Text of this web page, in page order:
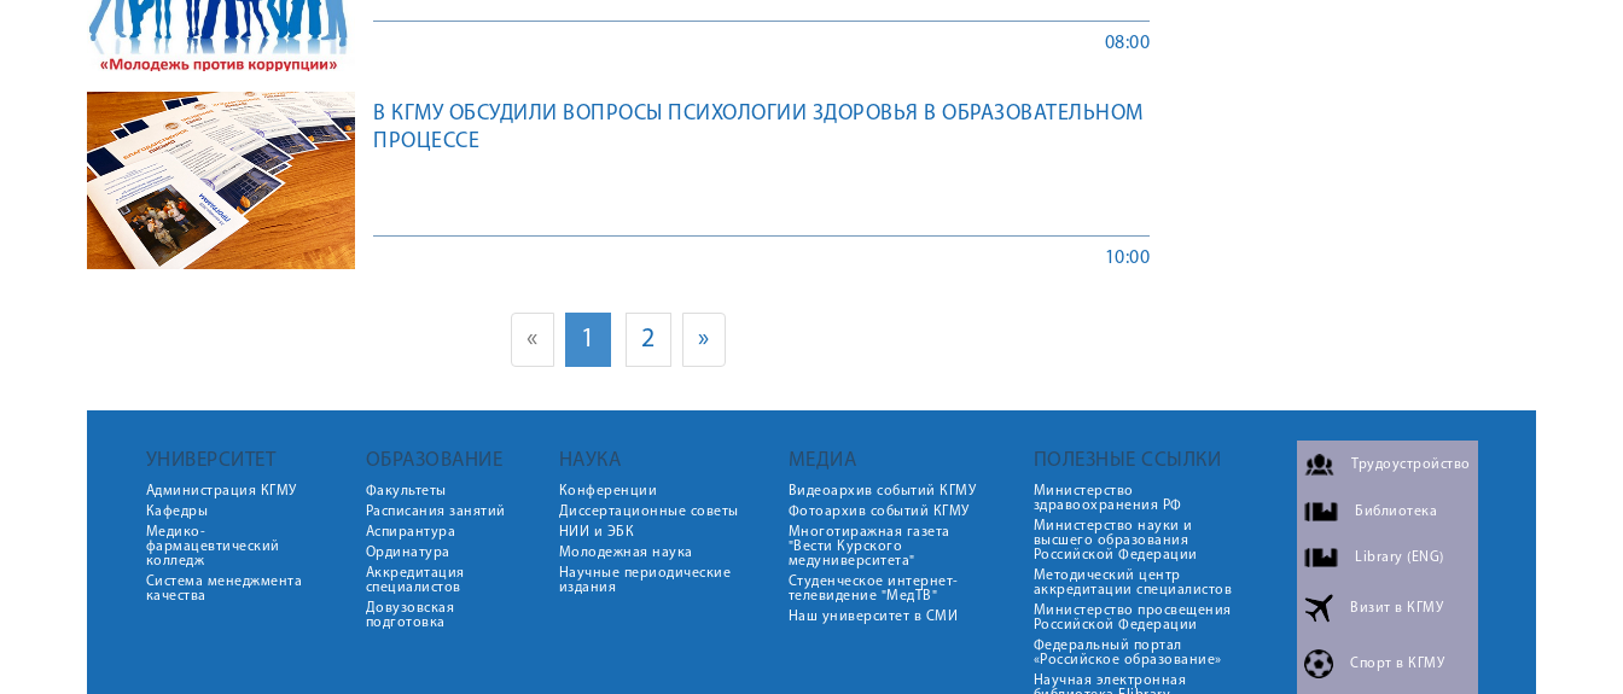
08:00
В КГМУ ОБСУДИЛИ ВОПРОСЫ ПСИХОЛОГИИ ЗДОРОВЬЯ В ОБРАЗОВАТЕЛЬНОМ
ПРОЦЕССЕ
10:00
« 1 2 »
УНИВЕРСИТЕТ
Администрация КГМУ
Кафедры
Медико-
фармацевтический
колледж
Система менеджмента
качества
ОБРАЗОВАНИЕ
Факультеты
Расписания занятий
Аспирантура
Ординатура
Аккредитация
специалистов
Довузовская
подготовка
НАУКА
Конференции
Диссертационные советы
НИИ и ЭБК
Молодежная наука
Научные периодические
издания
МЕДИА
Видеоархив событий КГМУ
Фотоархив событий КГМУ
Многотиражная газета
"Вести Курского
медуниверситета"
Студенческое интернет-
телевидение "МедТВ"
Наш университет в СМИ
ПОЛЕЗНЫЕ ССЫЛКИ
Министерство
здравоохранения РФ
Министерство науки и
высшего образования
Российской Федерации
Методический центр
аккредитации специалистов
Министерство просвещения
Российской Федерации
Федеральный портал
«Российское образование»
Научная электронная
Трудоустройство
Библиотека
Library (ENG)
Визит в КГМУ
Спорт в КГМУ